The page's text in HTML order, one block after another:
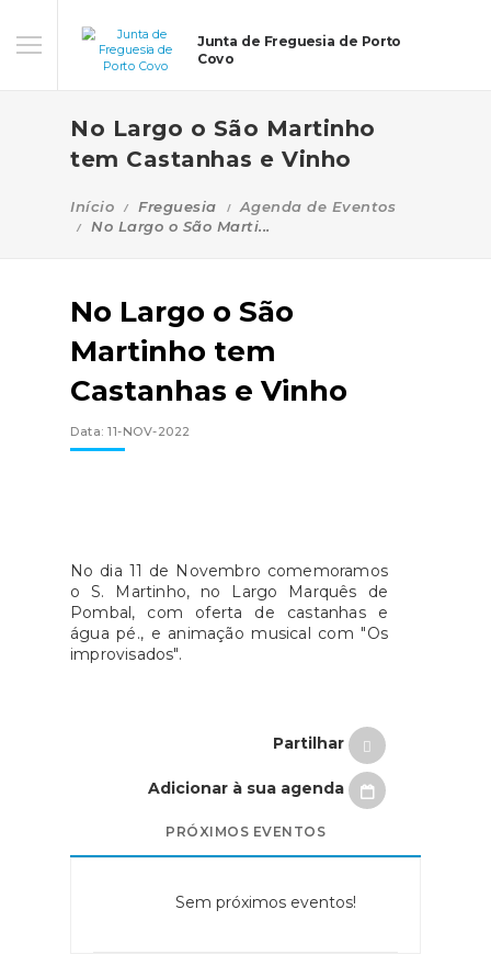
Junta de Freguesia de Porto
Covo
No Largo o São Martinho
tem Castanhas e Vinho
Início Freguesia
Agenda de Eventos
No Largo o São Marti...
No Largo o São
Martinho tem
Castanhas e Vinho
Data: 11-NOV-2022
No dia 11 de Novembro comemoramos
o S. Martinho, no Largo Marquês de
Pombal, com oferta de castanhas e
água pé., e animação musical com "Os
improvisados".
Partilhar
Adicionar à sua agenda
PRÓXIMOS EVENTOS
Sem próximos eventos!